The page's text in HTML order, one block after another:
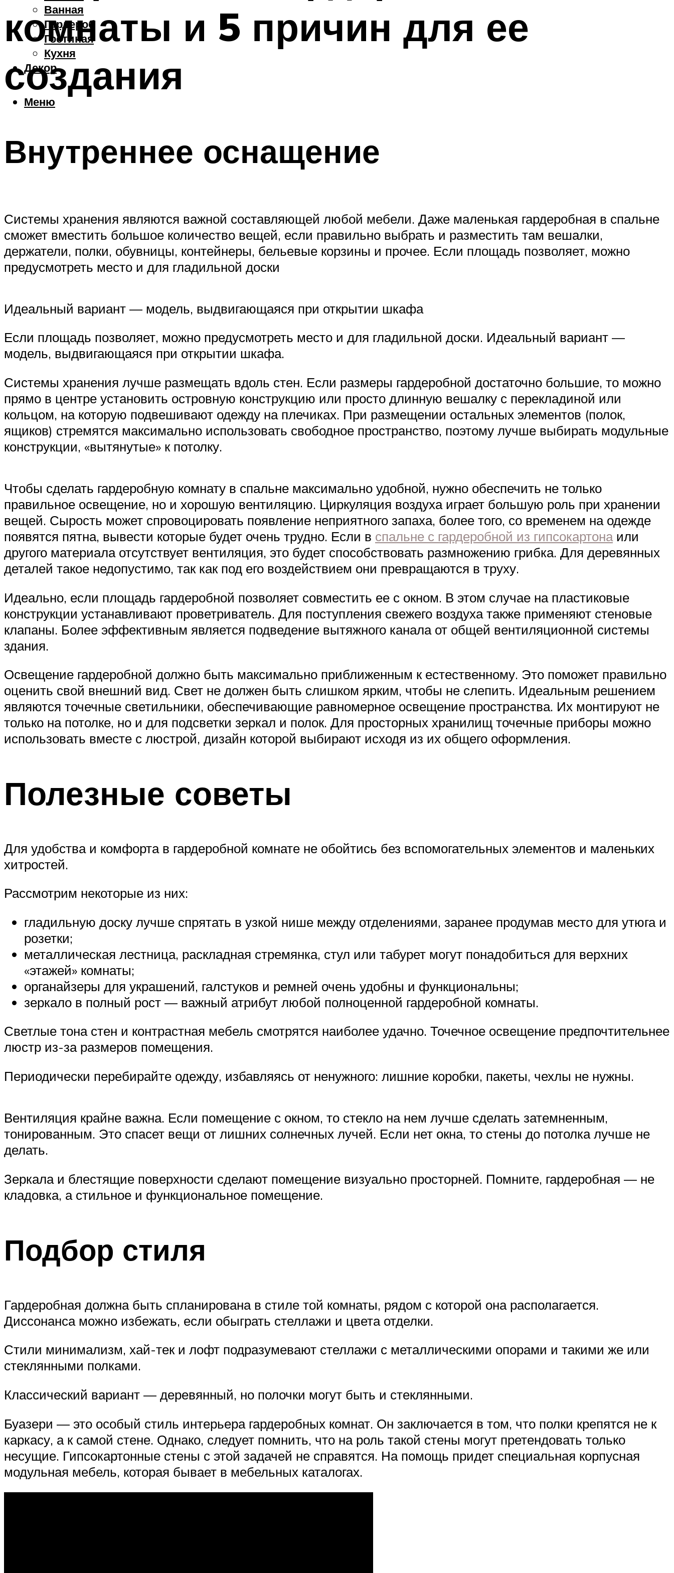
Ванная
Гардероб
Гостиная
Кухня
Декор
Меню
комнаты и 5 причин для ее
создания
Внутреннее оснащение
Системы хранения являются важной составляющей любой мебели. Даже маленькая гардеробная в спальне
сможет вместить большое количество вещей, если правильно выбрать и разместить там вешалки,
держатели, полки, обувницы, контейнеры, бельевые корзины и прочее. Если площадь позволяет, можно
предусмотреть место и для гладильной доски
Идеальный вариант — модель, выдвигающаяся при открытии шкафа
Если площадь позволяет, можно предусмотреть место и для гладильной доски. Идеальный вариант —
модель, выдвигающаяся при открытии шкафа.
Системы хранения лучше размещать вдоль стен. Если размеры гардеробной достаточно большие, то можно
прямо в центре установить островную конструкцию или просто длинную вешалку с перекладиной или
кольцом, на которую подвешивают одежду на плечиках. При размещении остальных элементов (полок,
ящиков) стремятся максимально использовать свободное пространство, поэтому лучше выбирать модульные
конструкции, «вытянутые» к потолку.
Чтобы сделать гардеробную комнату в спальне максимально удобной, нужно обеспечить не только
правильное освещение, но и хорошую вентиляцию. Циркуляция воздуха играет большую роль при хранении
вещей. Сырость может спровоцировать появление неприятного запаха, более того, со временем на одежде
появятся пятна, вывести которые будет очень трудно. Если в спальне с гардеробной из гипсокартонаили
другого материала отсутствует вентиляция, это будет способствовать размножению грибка. Для деревянных
деталей такое недопустимо, так как под его воздействием они превращаются в труху.
Идеально, если площадь гардеробной позволяет совместить ее с окном. В этом случае на пластиковые
конструкции устанавливают проветриватель. Для поступления свежего воздуха также применяют стеновые
клапаны. Более эффективным является подведение вытяжного канала от общей вентиляционной системы
здания.
Освещение гардеробной должно быть максимально приближенным к естественному. Это поможет правильно
оценить свой внешний вид. Свет не должен быть слишком ярким, чтобы не слепить. Идеальным решением
являются точечные светильники, обеспечивающие равномерное освещение пространства. Их монтируют не
только на потолке, но и для подсветки зеркал и полок. Для просторных хранилищ точечные приборы можно
использовать вместе с люстрой, дизайн которой выбирают исходя из их общего оформления.
Полезные советы
Для удобства и комфорта в гардеробной комнате не обойтись без вспомогательных элементов и маленьких
хитростей.
Рассмотрим некоторые из них:
гладильную доску лучше спрятать в узкой нише между отделениями, заранее продумав место для утюга и
розетки;
металлическая лестница, раскладная стремянка, стул или табурет могут понадобиться для верхних
«этажей» комнаты;
органайзеры для украшений, галстуков и ремней очень удобны и функциональны;
зеркало в полный рост — важный атрибут любой полноценной гардеробной комнаты.
Светлые тона стен и контрастная мебель смотрятся наиболее удачно. Точечное освещение предпочтительнее
люстр из-за размеров помещения.
Периодически перебирайте одежду, избавляясь от ненужного: лишние коробки, пакеты, чехлы не нужны.
Вентиляция крайне важна. Если помещение с окном, то стекло на нем лучше сделать затемненным,
тонированным. Это спасет вещи от лишних солнечных лучей. Если нет окна, то стены до потолка лучше не
делать.
Зеркала и блестящие поверхности сделают помещение визуально просторней. Помните, гардеробная — не
кладовка, а стильное и функциональное помещение.
Подбор стиля
Гардеробная должна быть спланирована в стиле той комнаты, рядом с которой она располагается.
Диссонанса можно избежать, если обыграть стеллажи и цвета отделки.
Стили минимализм, хай-тек и лофт подразумевают стеллажи с металлическими опорами и такими же или
стеклянными полками.
Классический вариант — деревянный, но полочки могут быть и стеклянными.
Буазери — это особый стиль интерьера гардеробных комнат. Он заключается в том, что полки крепятся не к
каркасу, а к самой стене. Однако, следует помнить, что на роль такой стены могут претендовать только
несущие. Гипсокартонные стены с этой задачей не справятся. На помощь придет специальная корпусная
модульная мебель, которая бывает в мебельных каталогах.